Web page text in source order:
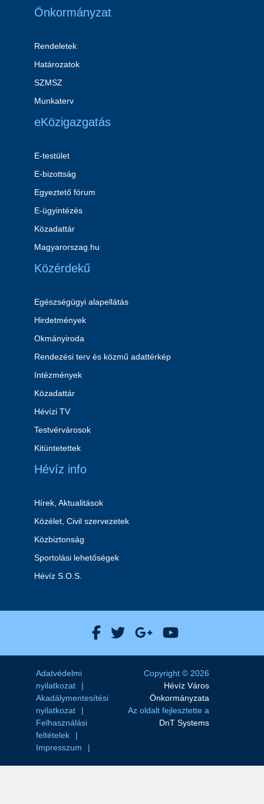
Önkormányzat
Rendeletek
Határozatok
SZMSZ
Munkaterv
eKözigazgatás
E-testület
E-bizottság
Egyeztető fórum
E-ügyintézés
Közadattár
Magyarorszag.hu
Közérdekű
Egészségügyi alapellátás
Hirdetmények
Okmányiroda
Rendezési terv és közmű adattérkép
Intézmények
Közadattár
Hévízi TV
Testvérvárosok
Kitüntetettek
Hévíz info
Hírek, Aktualitások
Közélet, Civil szervezetek
Közbiztonság
Sportolási lehetőségek
Hévíz S.O.S.
Hévíz Város Facebook
Hévíz Város X
Hévíz Város
Hévíz Város
Adatvédelmi
nyilatkozat
Akadálymentesítési
nyilatkozat
Felhasználási
feltételek
Impresszum
Copyright © 2026
Hévíz Város
Önkormányzata
Az oldalt fejlesztette a
DnT Systems